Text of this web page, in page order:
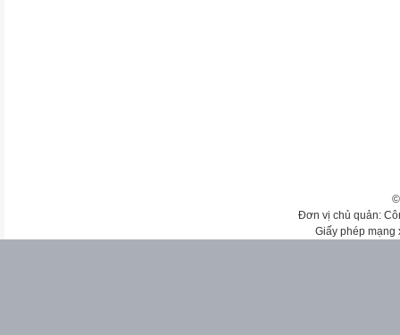
Đơn vị chủ quản:
Giấy phép mạng